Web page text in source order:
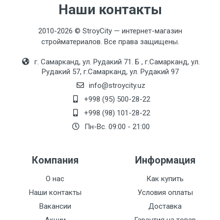
Наши контакты
2010-2026 © StroyCity — интернет-магазин
стройматериалов. Все права защищены.
г. Самарканд, ул. Рудакий 71. Б , г.Самарканд, ул.
Рудакий 57, г.Самарканд, ул. Рудакий 97
info@stroycity.uz
+998 (95) 500-28-22
+998 (98) 101-28-22
Пн-Вс. 09:00 - 21:00
Компания
О нас
Наши контакты
Вакансии
Информация
Как купить
Условия оплаты
Доставка